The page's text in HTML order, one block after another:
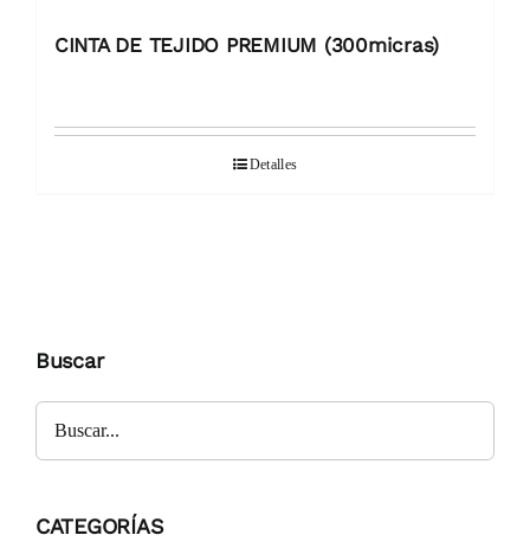
CINTA DE TEJIDO PREMIUM (300micras)
Detalles
Buscar
CATEGORÍAS